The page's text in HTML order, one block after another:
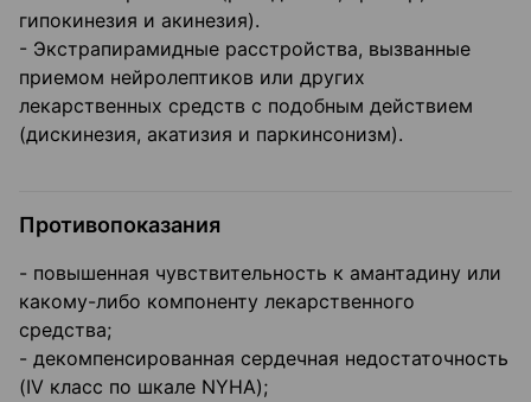
гипокинезия и акинезия).
- Экстрапирамидные расстройства, вызванные
приемом нейролептиков или других
лекарственных средств с подобным действием
(дискинезия, акатизия и паркинсонизм).
Противопоказания
- повышенная чувствительность к амантадину или
какому-либо компоненту лекарственного
средства;
- декомпенсированная сердечная недостаточность
(IV класс по шкале NYНA);